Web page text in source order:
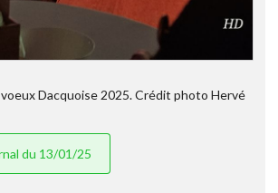
Dacquoise 2025. Crédit photo Hervé
du 13/01/25